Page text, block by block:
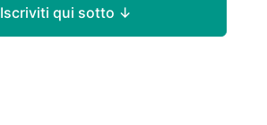
Iscriviti qui sotto ↓